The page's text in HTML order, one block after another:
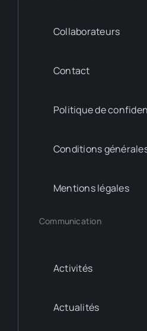
Collaborateurs
Contact
Politique de
Conditions
Mentions légales
Communication
Activités
Actualités